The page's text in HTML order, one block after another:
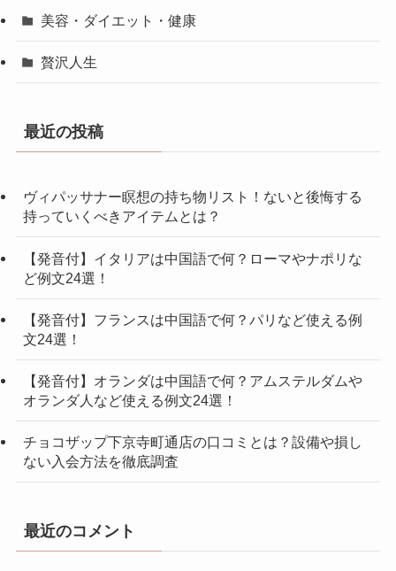
美容・ダイエット・健康
贅沢人生
最近の投稿
ヴィパッサナー瞑想の持ち物リスト！ないと後悔する
持っていくべきアイテムとは？
【発音付】イタリアは中国語で何？ローマやナポリな
ど例文24選！
【発音付】フランスは中国語で何？パリなど使える例
文24選！
【発音付】オランダは中国語で何？アムステルダムや
オランダ人など使える例文24選！
チョコザップ下京寺町通店の口コミとは？設備や損し
ない入会方法を徹底調査
最近のコメント